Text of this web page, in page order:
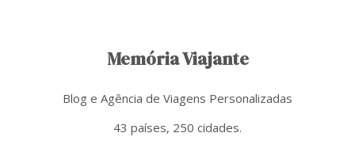
Memória Viajante
Blog e Agência de Viagens Personalizadas
43 países, 250 cidades.